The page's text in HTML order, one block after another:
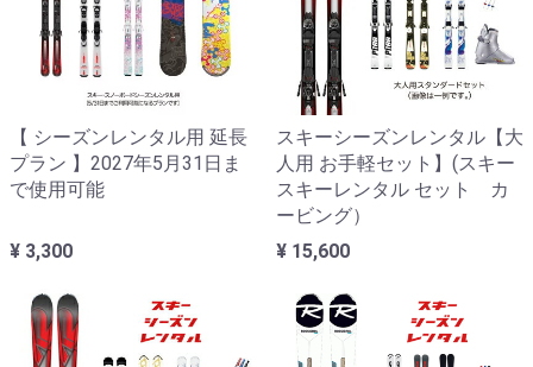
【 シーズンレンタル用 延長
プラン 】2027年5月31日ま
で使用可能
¥ 3,300
スキーシーズンレンタル【大
人用 お手軽セット】(スキー
スキーレンタル セット カ
ービング）
¥ 15,600